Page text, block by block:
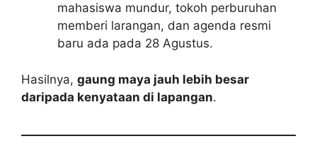
mahasiswa mundur, tokoh perburuhan
memberi larangan, dan agenda resmi
baru ada pada 28 Agustus.
Hasilnya, gaung maya jauh lebih besar
daripada kenyataan di lapangan.